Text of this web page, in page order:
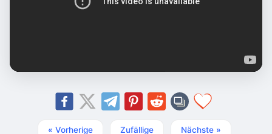
« Vorherige Zufällige Nächste »